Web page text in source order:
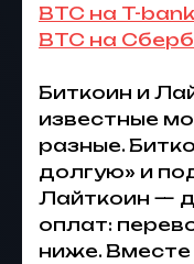
BTC на T-bank
BTC на
Биткоин и
известные
разные.
долгую» и
Лайткоин —
оплат:
ниже.